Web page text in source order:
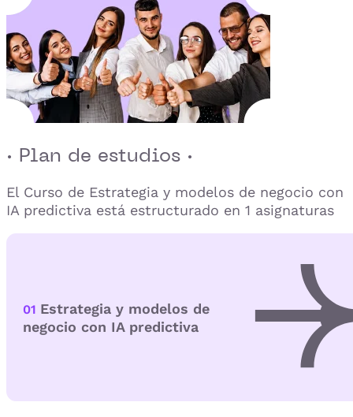
· Plan de estudios ·
El Curso de Estrategia y modelos de negocio con
IA predictiva está estructurado en 1 asignaturas
01 Estrategia y modelos de
negocio con IA predictiva